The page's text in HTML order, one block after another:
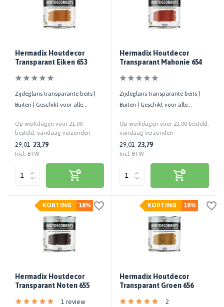
Hermadix Houtdecor
Transparant Eiken 653
Zijdeglans transparante beits |
Buiten | Geschikt voor alle
Op werkdagen voor 21:00
besteld, vandaag verzonden
29,01 23,79
Incl. BTW
Hermadix Houtdecor
Transparant Mahonie 654
Zijdeglans transparante beits |
Buiten | Geschikt voor alle
Op werkdagen voor 21:00 besteld,
vandaag verzonden
29,01 23,79
Incl. BTW
18%
KORTING
Hermadix Houtdecor
Transparant Noten 655
1 review
18%
KORTING
Hermadix Houtdecor
Transparant Groen 656
2